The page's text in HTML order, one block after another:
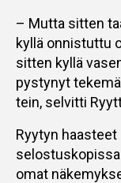
– Mutta sitten
kyllä onnistuttu
sitten kyllä
pystynyt
tein, selvitti
Ryytyn
omat